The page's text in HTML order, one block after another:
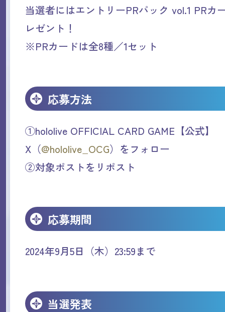
当選者にはエントリーPRパック vol.1 PRカ
レゼント！
※PRカードは全8種／1セット
応募方法
①hololive OFFICIAL CARD GAME【公式】
X（@hololive_OCG）をフォロー
②対象ポストをリポスト
応募期間
2024年9月5日（木）23:59まで
当選発表